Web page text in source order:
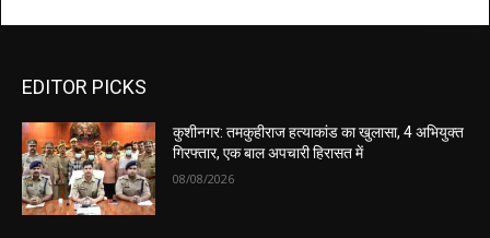
EDITOR PICKS
कुशीनगर: तमकुहीराज हत्याकांड का खुलासा, 4 अभियुक्त
गिरफ्तार, एक बाल अपचारी हिरासत में
08/08/2026